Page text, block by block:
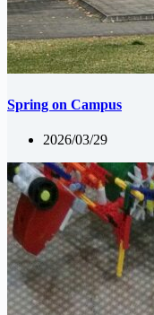
Spring on Campus
2026/03/29